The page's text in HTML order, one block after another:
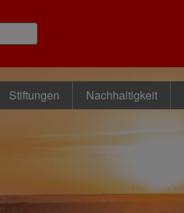
Stiftungen Nachhaltigkeit